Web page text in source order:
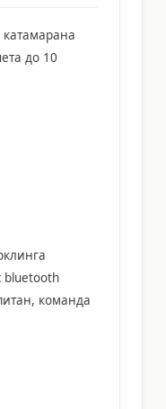
до 10
bluetooth
команда